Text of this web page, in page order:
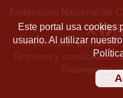
Este portal usa cookies
usuario. Al utilizar
Federación Nacional de
Al continuar utilizando
Términos y condiciones
Tratamiento